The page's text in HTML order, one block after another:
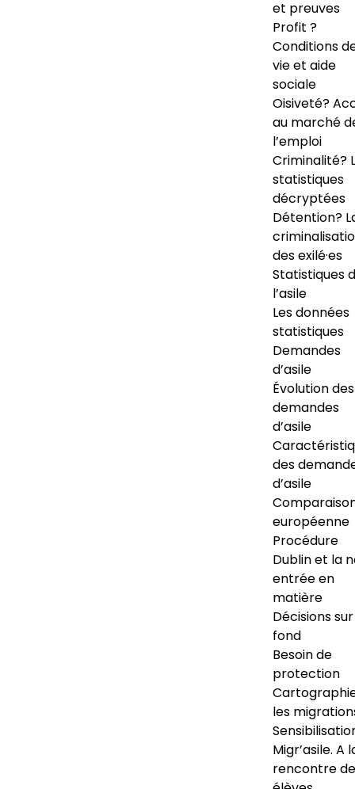
et preuves
Profit ?
Conditions
vie et aide
sociale
Oisiveté?
au marché
l’emploi
Criminalité?
statistiques
décryptées
Détention?
des exilé·es
Statistiques
l’asile
Les données
statistiques
Demandes
d’asile
Évolution des
demandes
d’asile
des
d’asile
européenne
Procédure
Dublin et la
entrée en
matière
Décisions
fond
Besoin de
protection
les
Migr’asile. A
rencontre